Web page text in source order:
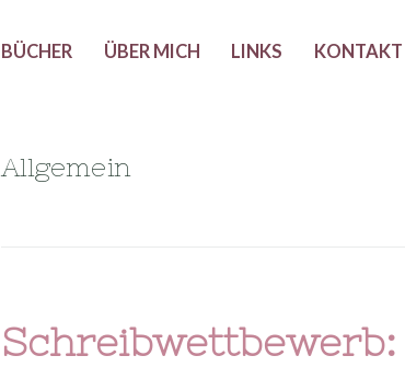
BÜCHER ÜBER MICH LINKS KONTAKT
Allgemein
Schreibwettbewerb: